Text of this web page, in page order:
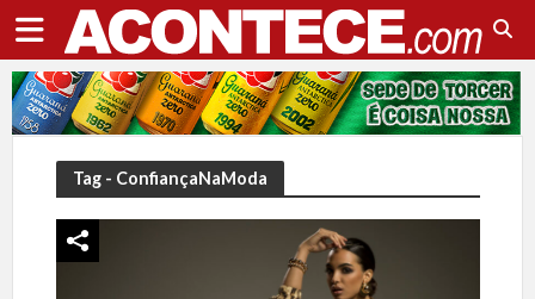
Tag - ConfiançaNaModa